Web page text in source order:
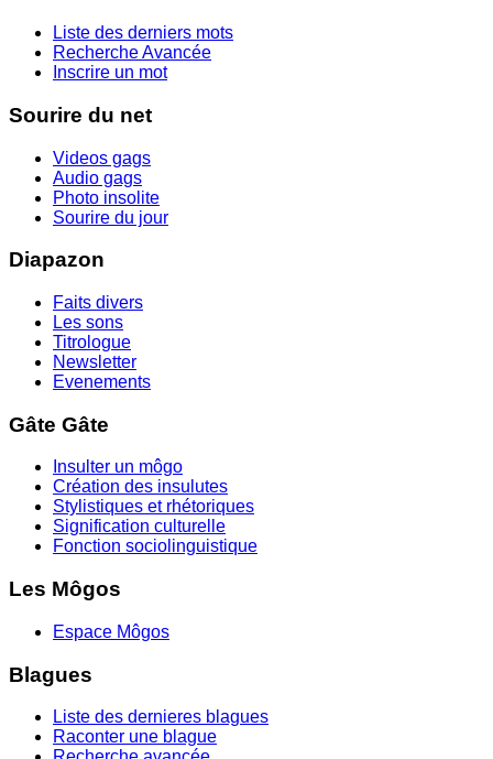
Liste des derniers mots
Recherche Avancée
Inscrire un mot
Sourire du net
Videos gags
Audio gags
Photo insolite
Sourire du jour
Diapazon
Faits divers
Les sons
Titrologue
Newsletter
Evenements
Gâte Gâte
Insulter un môgo
Création des insulutes
Stylistiques et rhétoriques
Signification culturelle
Fonction sociolinguistique
Les Môgos
Espace Môgos
Blagues
Liste des dernieres blagues
Raconter une blague